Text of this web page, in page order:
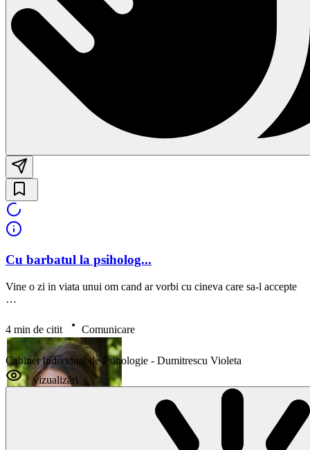
Cu barbatul la psiholog...
Vine o zi in viata unui om cand ar vorbi cu cineva care sa-l accepte
…
4 min de citit Comunicare
Cabinet Individual de Psihologie - Dumitrescu Violeta
vizualizări